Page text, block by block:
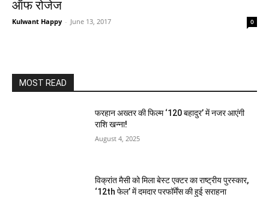
ऑफ रोजेज
Kulwant Happy - June 13, 2017 0
MOST READ
फरहान अख्तर की फिल्म ‘120 बहादुर’ में नजर आएंगी
राशि खन्ना!
August 4, 2025
विक्रांत मैसी को मिला बेस्ट एक्टर का राष्ट्रीय पुरस्कार,
‘12th फेल’ में दमदार परफॉर्मेंस की हुई सराहना